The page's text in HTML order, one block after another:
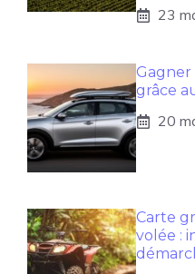
23
Gagner
grâce
20
Carte
volée :